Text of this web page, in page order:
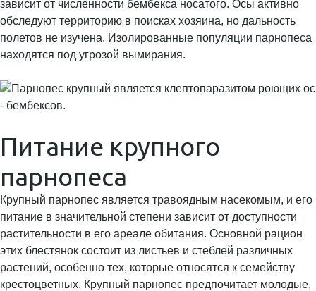
зависит от численности бембекса носатого. Осы активно
обследуют территорию в поисках хозяина, но дальность
полетов не изучена. Изолированные популяции парнопеса
находятся под угрозой вымирания.
Питание крупного
парнопеса
Крупный парнопес является травоядным насекомым, и его
питание в значительной степени зависит от доступности
растительности в его ареале обитания. Основной рацион
этих блестянок состоит из листьев и стеблей различных
растений, особенно тех, которые относятся к семейству
крестоцветных. Крупный парнопес предпочитает молодые,